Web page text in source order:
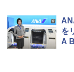
を
A